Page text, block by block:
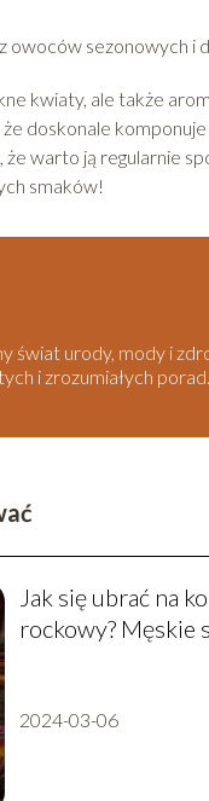
sezonowych i
kwiaty, ale także
doskonale
warto ją regularnie
smaków!
świat urody, mody i
i zrozumiałych
Jak się ubrać na
rockowy? Męskie
2024-03-06